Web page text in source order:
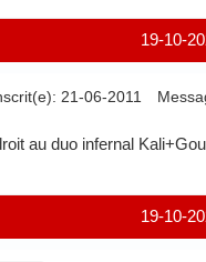
19-10-
21-06-2011
au duo infernal
19-10-